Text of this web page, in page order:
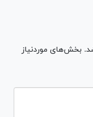
بخش‌های موردنیاز